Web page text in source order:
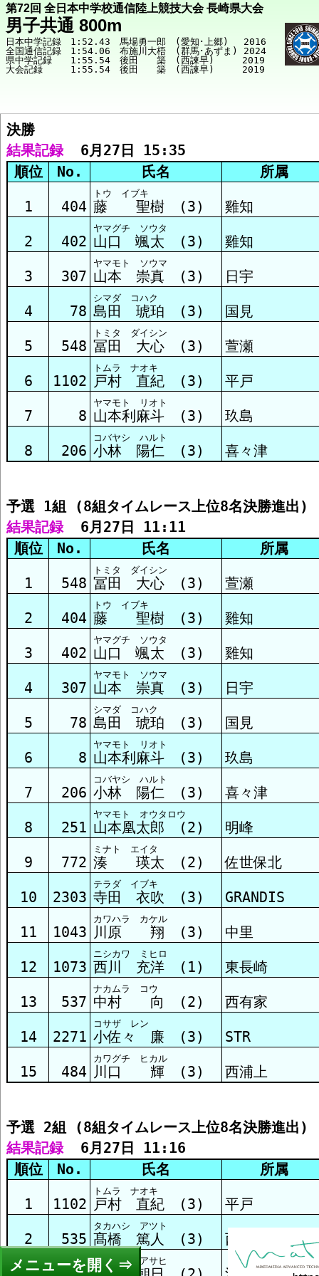
第72回 全日本中学校通信陸上競技大会 長崎県大会
男子共通 800m
日本中学記録　1:52.43　馬場勇一郎　(愛知･上郷)　 2016
全国通信記録　1:54.06　布施川大梧　(群馬･あずま) 2024
県中学記録　　1:55.54　後田　　築　(西諫早)　　　2019
メニュー
競技メニューへ
決勝 結果
予選1組 結果
予選2組 結果
予選3組 結果
予選4組 結果
予選5組 結果
予選6組 結果
予選7組 結果
予選8組 結果
決勝
結果記録
  6月27日 15:35
順位
No. 氏名 所属
1 404
トウ イブキ
藤 聖樹 (3) 雞知
2 402
ヤマグチ ソウタ
山口 颯太 (3) 雞知
3 307
ヤマモト ソウマ
山本 崇真 (3) 日宇
4 78
シマダ コハク
島田 琥珀 (3) 国見
5 548
トミタ ダイシン
冨田 大心 (3) 萱瀬
6 1102
トムラ ナオキ
戸村 直紀 (3) 平戸
7 8
ヤマモト リオト
山本利麻斗 (3) 玖島
8 206
コバヤシ ハルト
小林 陽仁 (3) 喜々津
予選 1組 (8組タイムレース上位8名決勝進出)
結果記録
  6月27日 11:11
順位
No. 氏名 所属
1 548
トミタ ダイシン
冨田 大心 (3) 萱瀬
2 404
トウ イブキ
藤 聖樹 (3) 雞知
3 402
ヤマグチ ソウタ
山口 颯太 (3) 雞知
4 307
ヤマモト ソウマ
山本 崇真 (3) 日宇
5 78
シマダ コハク
島田 琥珀 (3) 国見
6 8
ヤマモト リオト
山本利麻斗 (3) 玖島
7 206
コバヤシ ハルト
小林 陽仁 (3) 喜々津
8 251
ヤマモト オウタロウ
山本凰太郎 (2) 明峰
9 772
ミナト エイタ
湊 瑛太 (2) 佐世保北
10 2303
テラダ イブキ
寺田 衣吹 (3) GRANDIS
11 1043
カワハラ カケル
川原 翔 (3) 中里
12 1073
ニシカワ ミヒロ
西川 充洋 (1) 東長崎
13 537
ナカムラ コウ
中村 向 (2) 西有家
14 2271
コサザ レン
小佐々 廉 (3) STR
15 484
カワグチ ヒカル
川口 輝 (3) 西浦上
予選 2組 (8組タイムレース上位8名決勝進出)
結果記録
  6月27日 11:16
順位
No. 氏名 所属
1 1102
トムラ ナオキ
戸村 直紀 (3) 平戸
2 535
タカハシ アツト
髙橋 篤人 (3) 西有家
ナカガワ アサヒ